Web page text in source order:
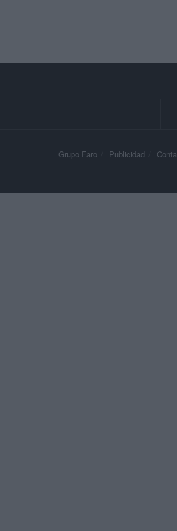
Grupo Faro Publicidad